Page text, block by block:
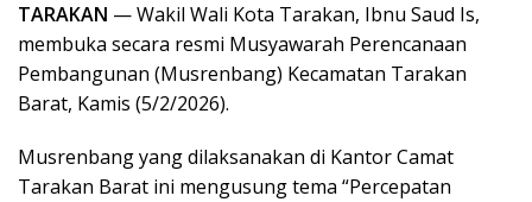
TARAKAN — Wakil Wali Kota Tarakan, Ibnu Saud Is,
membuka secara resmi Musyawarah Perencanaan
Pembangunan (Musrenbang) Kecamatan Tarakan
Barat, Kamis (5/2/2026).
Musrenbang yang dilaksanakan di Kantor Camat
Tarakan Barat ini mengusung tema “Percepatan